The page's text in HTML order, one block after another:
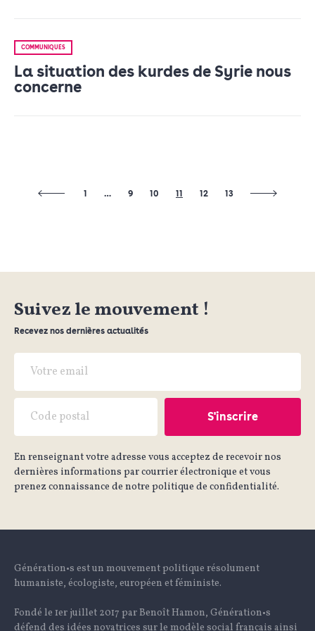
COMMUNIQUÉS
La situation des kurdes de Syrie nous
concerne
1 … 9 10 11 12 13
Suivez le mouvement !
Recevez nos dernières actualités
En renseignant votre adresse vous acceptez de recevoir nos
dernières informations par courrier électronique et vous
prenez connaissance de notre politique de confidentialité.
Génération•s est un mouvement politique résolument
humaniste, écologiste, européen et féministe.
Fondé le 1er juillet 2017 par Benoît Hamon, Génération•s
défend des idées novatrices sur le modèle social français ainsi